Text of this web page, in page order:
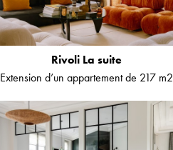
Rivoli La suite
Extension d’un appartement de 217 m2